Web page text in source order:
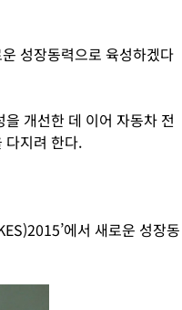
성장동력으로 육성하겠다
개선한 데 이어 자동차 전
다지려 한다.
에서 새로운 성장동